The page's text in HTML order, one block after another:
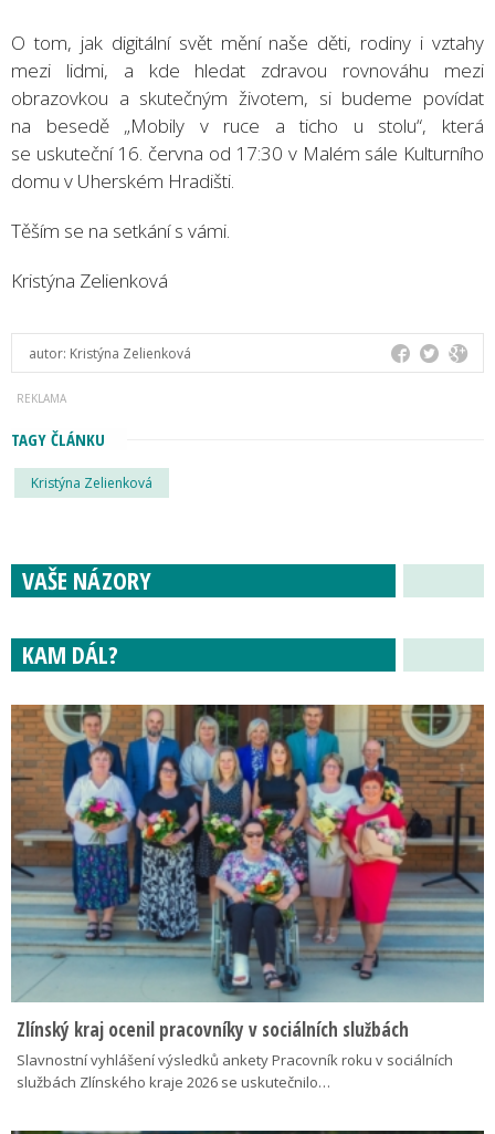
O tom, jak digitální svět mění naše děti, rodiny i vztahy
mezi lidmi, a kde hledat zdravou rovnováhu mezi
obrazovkou a skutečným životem, si budeme povídat
na besedě „Mobily v ruce a ticho u stolu“, která
se uskuteční 16. června od 17:30 v Malém sále Kulturního
domu v Uherském Hradišti.
Těším se na setkání s vámi.
Kristýna Zelienková
autor: Kristýna Zelienková
TAGY ČLÁNKU
Kristýna Zelienková
VAŠE NÁZORY
KAM DÁL?
Zlínský kraj ocenil pracovníky v sociálních službách
Slavnostní vyhlášení výsledků ankety Pracovník roku v sociálních
službách Zlínského kraje 2026 se uskutečnilo…